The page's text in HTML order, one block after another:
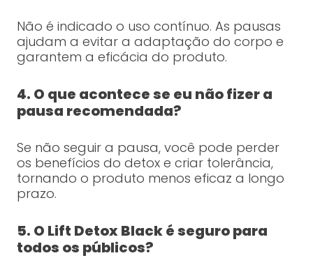
Não é indicado o uso contínuo. As pausas
ajudam a evitar a adaptação do corpo e
garantem a eficácia do produto.
4. O que acontece se eu não fizer a
pausa recomendada?
Se não seguir a pausa, você pode perder
os benefícios do detox e criar tolerância,
tornando o produto menos eficaz a longo
prazo.
5. O Lift Detox Black é seguro para
todos os públicos?